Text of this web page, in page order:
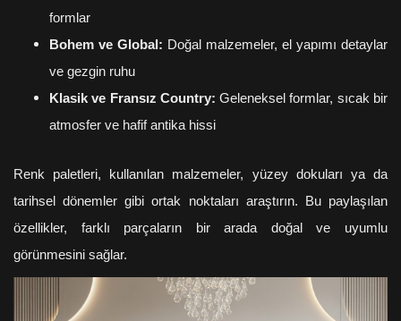
formlar
Bohem ve Global: Doğal malzemeler, el yapımı detaylar
ve gezgin ruhu
Klasik ve Fransız Country: Geleneksel formlar, sıcak bir
atmosfer ve hafif antika hissi
Renk paletleri, kullanılan malzemeler, yüzey dokuları ya da
tarihsel dönemler gibi ortak noktaları araştırın. Bu paylaşılan
özellikler, farklı parçaların bir arada doğal ve uyumlu
görünmesini sağlar.